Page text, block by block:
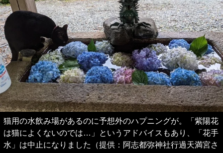
猫用の水飲み場があるのに予想外のハプニングが。「紫陽花
は猫によくないのでは…」というアドバイスもあり、「花手
水」は中止になりました（提供：阿志都弥神社行過天満宮さ